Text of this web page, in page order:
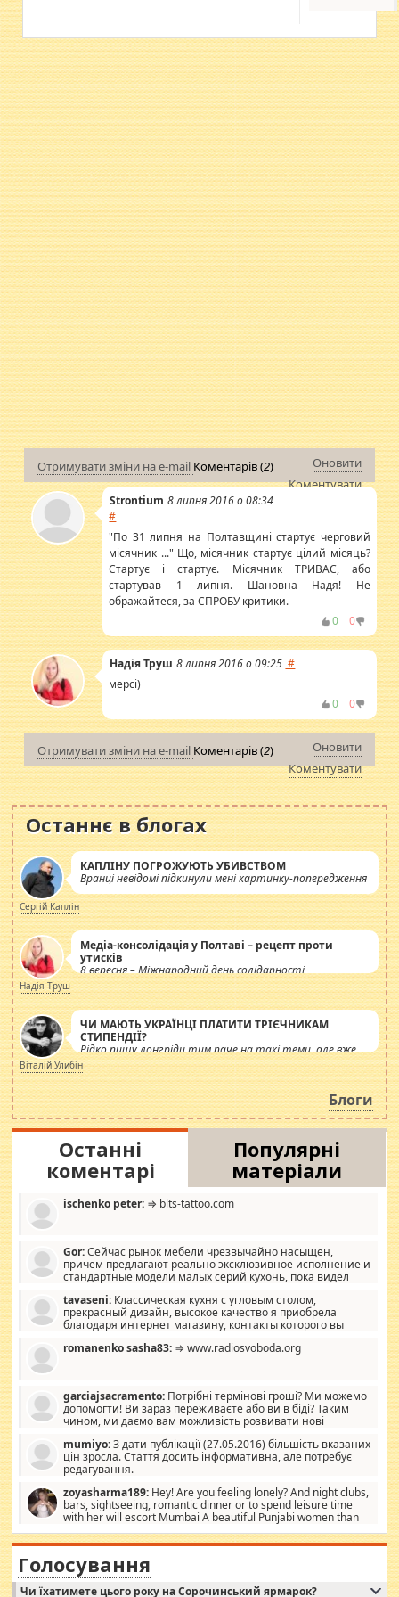
Отримувати зміни на e-mail Коментарів (2)
Оновити
Коментувати
Strontium 8 липня 2016 о 08:34
#
"По 31 липня на Полтавщині стартує черговий
місячник ..." Що, місячник стартує цілий місяць?
Стартує і стартує. Місячник ТРИВАЄ, або
стартував 1 липня. Шановна Надя! Не
ображайтеся, за СПРОБУ критики.
0
0
Надія Труш 8 липня 2016 о 09:25 #
мерсі)
0
0
Отримувати зміни на e-mail Коментарів (2)
Оновити
Коментувати
Останнє в блогах
КАПЛІНУ ПОГРОЖУЮТЬ УБИВСТВОМ
Вранці невідомі підкинули мені картинку-попередження
Сергій Каплін
Медіа-консолідація у Полтаві – рецепт проти
утисків
8 вересня – Міжнародний день солідарності
журналістів.
Надія Труш
ЧИ МАЮТЬ УКРАЇНЦІ ПЛАТИТИ ТРІЄЧНИКАМ
СТИПЕНДІЇ?
Рідко пишу лонгріди тим паче на такі теми, але вже
просто дістало! Обурюють сьогоднішні інсенуації
навколо стипендіального питання. Штучно
роздувається ще одна соціальна катастрофа.
Віталій Улибін
Блоги
Останні
коментарі
Популярні
матеріали
ischenko peter: ⇒ blts-tattoo.com
Gor:Сейчас рынок мебели чрезвычайно насыщен,
причем предлагают реально эксклюзивное исполнение и
стандартные модели малых серий кухонь, пока видел
стандартные формы, в MebelOk, креативненько и что главное -
со вкусом все в порядке, без ненужных наворотов удорожающих
мебель, а это не последний фактор.
tavaseni: Классическая кухня с угловым столом,
прекрасный дизайн, высокое качество я приобрела
благодаря интернет магазину, контакты которого вы
romanenko sasha83: ⇒ www.radiosvoboda.org
garciajsacramento: Потрібні термінові гроші? Ми можемо
допомогти! Ви зараз переживаєте або ви в біді? Таким
чином, ми даємо вам можливість розвивати нові
допомагати людям, які намагаються дати їм шанс. Кожен
заслуговує на другий шанс, і, оскільки влада не зможе, вони
повинні приймати від інших. Для нас нема багато суми, і зрілість
витрат, а тільки узгоджених сум і нічого іншого. Не чекайте і не
коментуйте цей пост. Введіть суму, яку ви хочете подати, і ми
зв'яжемося з вами з усіма варіантами. зв'яжіться з нами
сьогодні на garciajsacramento@gmail.com Вам потрібні термінові
гроші? Ми можемо допомогти!
mumiyo:З дати публікації (27.05.2016) більшість вказаних
цін зросла. Стаття досить інформативна, але потребує
редагування.
zoyasharma189: Hey! Are you feeling lonely? And night clubs,
bars, sightseeing, romantic dinner or to spend leisure time
with her will escort Mumbai A beautiful Punjabi women than
sexy escort companion in arms that you guys feel like 5 star luxury
hotel had to spend the night in their search for loved solitaire free
woman "Love Solitaire" beautiful figure and shapely body shapes.
Independent escort in Mumbai, truthful, friendly and cheerful girl.
WhatsApp via an easily can see the latest pictures of her body and the
Голосування
Чи їхатимете цього року на Сорочинський ярмарок?